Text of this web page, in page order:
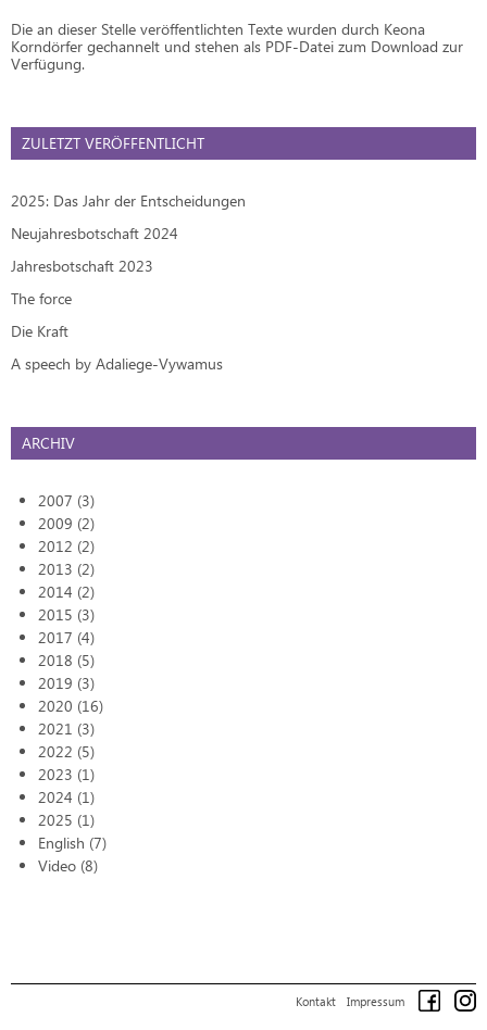
Die an dieser Stelle veröffentlichten Texte wurden durch Keona
Korndörfer gechannelt und stehen als PDF-Datei zum Download zur
Verfügung.
ZULETZT VERÖFFENTLICHT
2025: Das Jahr der Entscheidungen
Neujahresbotschaft 2024
Jahresbotschaft 2023
The force
Die Kraft
A speech by Adaliege-Vywamus
ARCHIV
2007 (3)
2009 (2)
2012 (2)
2013 (2)
2014 (2)
2015 (3)
2017 (4)
2018 (5)
2019 (3)
2020 (16)
2021 (3)
2022 (5)
2023 (1)
2024 (1)
2025 (1)
English (7)
Video (8)
Kontakt Impressum